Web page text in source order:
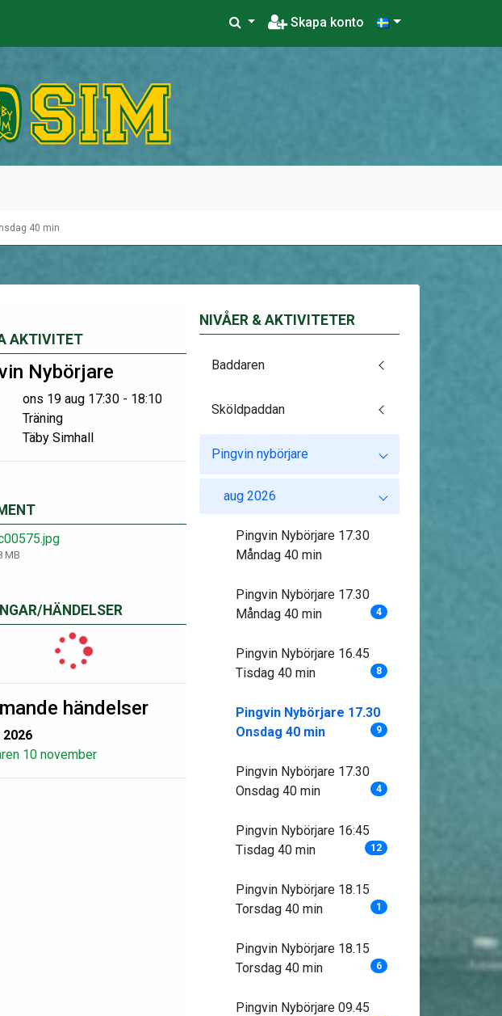
Skapa konto
40 min
AKTIVITET
Nybörjare
ons 19 aug 17:30 - 18:10
Träning
Täby Simhall
MB
HÄNDELSER
händelser
2026
10 november
NIVÅER & AKTIVITETER
Baddaren
Sköldpaddan
Pingvin nybörjare
aug 2026
Pingvin Nybörjare 17.30
Måndag 40 min
Pingvin Nybörjare 17.30
Måndag 40 min
4
Pingvin Nybörjare 16.45
Tisdag 40 min
8
Pingvin Nybörjare 17.30
Onsdag 40 min
9
Pingvin Nybörjare 17.30
Onsdag 40 min
4
Pingvin Nybörjare 16:45
Tisdag 40 min
12
Pingvin Nybörjare 18.15
Torsdag 40 min
1
Pingvin Nybörjare 18.15
Torsdag 40 min
6
Pingvin Nybörjare 09.45